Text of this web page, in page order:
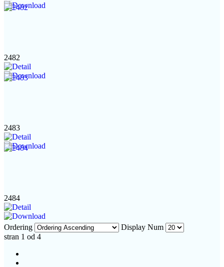
2482
2483
2484
Ordering
Display Num
stran 1 od 4